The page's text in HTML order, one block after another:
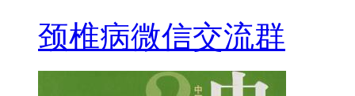
颈椎病微信交流群